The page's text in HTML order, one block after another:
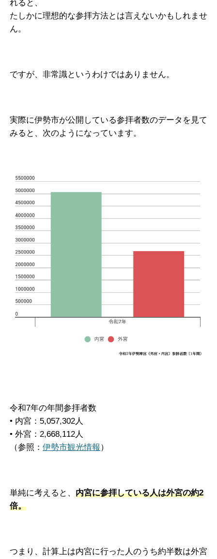
れると、
たしかに理想的な参拝方法とは言えないかもしれませ
ん。
ですが、非常識というわけではありません。
実際に伊勢市が公開している参拝者数のデータを見て
みると、次のようになっています。
令和7年の年間参拝者数
• 内宮：5,057,302人
• 外宮：2,668,112人
（参照： 伊勢市観光情報 ）
単純に考えると、 内宮に参拝している人は外宮の約2
倍。
つまり、計算上は内宮に行った人のうち約半数は外宮